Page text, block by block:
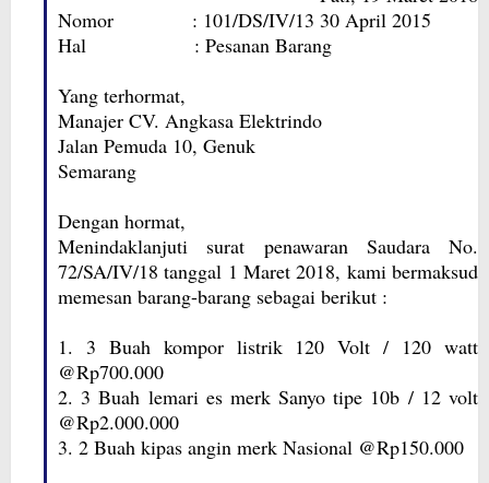
Nomor : 101/DS/IV/13 30 April 2015
Hal : Pesanan Barang
Yang terhormat,
Manajer CV. Angkasa Elektrindo
Jalan Pemuda 10, Genuk
Semarang
Dengan hormat,
Menindaklanjuti surat penawaran Saudara No.
72/SA/IV/18 tanggal 1 Maret 2018, kami bermaksud
memesan barang-barang sebagai berikut :
1. 3 Buah kompor listrik 120 Volt / 120 watt
@Rp700.000
2. 3 Buah lemari es merk Sanyo tipe 10b / 12 volt
@Rp2.000.000
3. 2 Buah kipas angin merk Nasional @Rp150.000